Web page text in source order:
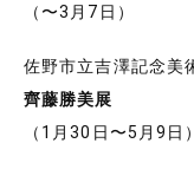
（〜3月7日）
佐野市立吉澤記念
齊藤勝美展
（1月30日〜5月9日）